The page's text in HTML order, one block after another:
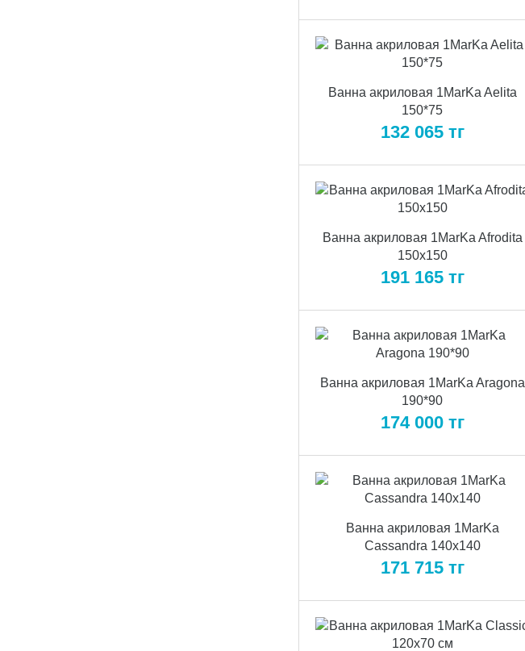
Ванна акриловая 1MarKa Aelita
150*75
132 065 тг
Ванна акриловая 1MarKa Afrodita
150х150
191 165 тг
Ванна акриловая 1MarKa Aragona
190*90
174 000 тг
Ванна акриловая 1MarKa
Cassandra 140x140
171 715 тг